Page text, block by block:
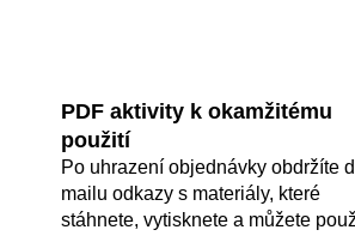
PDF aktivity k okamžitému
použití
Po uhrazení objednávky obdržíte
mailu odkazy s materiály, které
stáhnete, vytisknete a můžete